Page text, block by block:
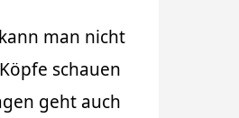
man nicht
schauen
geht auch